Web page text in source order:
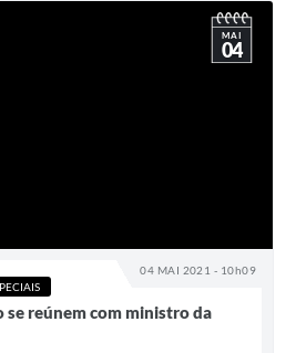
04 MAI 2021 - 10h09
MAI
04
se reúnem com ministro da